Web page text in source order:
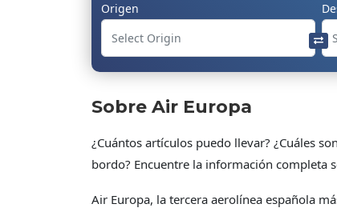
Origen
Sobre Air Europa
¿Cuántos artículos puedo llevar? ¿Cuáles
bordo? Encuentre la información completa
Air Europa, la tercera aerolínea española